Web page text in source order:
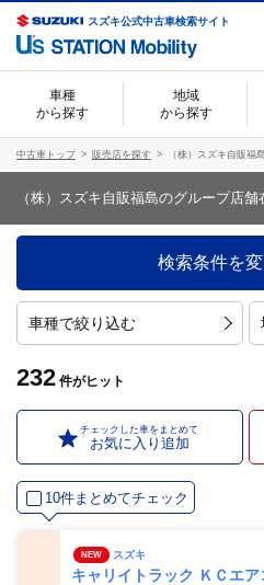
スズキ公式中古車検索サイト
車種
から探す
地域
から探す
中古車トップ 販売店を探す （株）スズキ自販福
（株）スズキ自販福島のグループ店舗
検索条件を
車種で絞り込む
232 件がヒット
チェックした車をまとめて
お気に入り追加
10件まとめてチェック
NEW スズキ
キャリイトラック ＫＣエ